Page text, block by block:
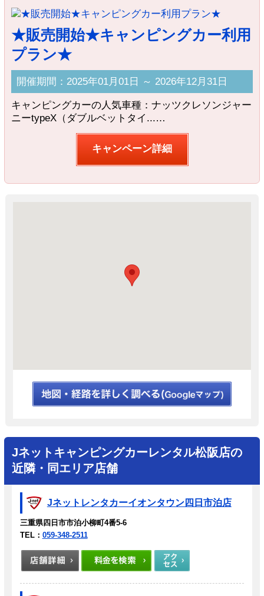
★販売開始★キャンピングカー利用
プラン★
開催期間：2025年01月01日 ～ 2026年12月31日
キャンピングカーの人気車種：ナッツクレソンジャー
ニーtypeX（ダブルベットタイ...…
キャンペーン詳細
Jネットキャンピングカーレンタル松阪店の
近隣・同エリア店舗
Jネットレンタカーイオンタウン四日市泊店
三重県四日市市泊小柳町4番5-6
TEL： 059-348-2511